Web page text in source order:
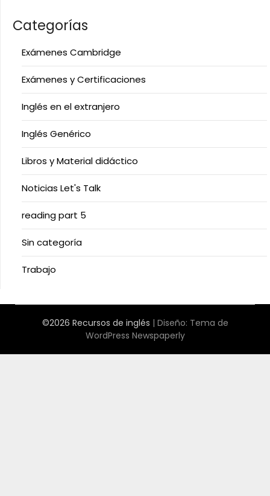
Categorías
Exámenes Cambridge
Exámenes y Certificaciones
Inglés en el extranjero
Inglés Genérico
Libros y Material didáctico
Noticias Let's Talk
reading part 5
Sin categoría
Trabajo
©2026 Recursos de inglés | Diseño: Tema de
WordPress Newspaperly